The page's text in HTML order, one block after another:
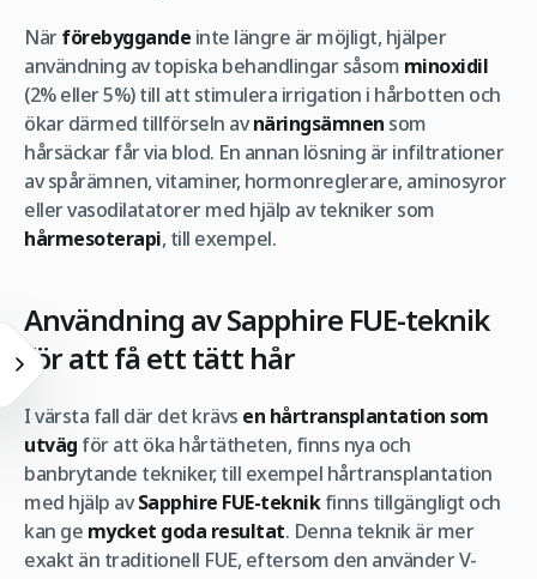
Närförebyggande inte längre är möjligt, hjälper
användning av topiska behandlingar såsom minoxidil
(2% eller 5%) till att stimulera irrigation i hårbotten och
ökar därmed tillförseln avnäringsämnen som
hårsäckar får via blod. En annan lösning är infiltrationer
av spårämnen, vitaminer, hormonreglerare, aminosyror
eller vasodilatatorer med hjälp av tekniker som
hårmesoterapi, till exempel.
Användning av Sapphire FUE-teknik
för att få ett tätt hår
I värsta fall där det krävs en hårtransplantation som
utväg för att öka hårtätheten, finns nya och
banbrytande tekniker, till exempel hårtransplantation
med hjälp avSapphire FUE-teknikfinns tillgängligt och
kan ge mycket goda resultat. Denna teknik är mer
exakt än traditionell FUE, eftersom den använder V-